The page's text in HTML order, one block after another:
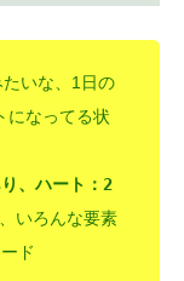
たいな、1日の
になってる状
、ハート：2
いろんな要素
ド